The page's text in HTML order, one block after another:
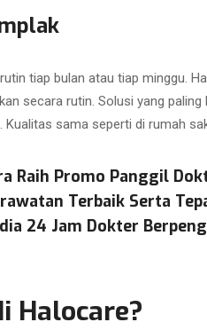
tiap bulan atau tiap minggu.
secara rutin. Solusi yang
sama seperti di rumah
Raih Promo Panggil
Terbaik Serta
24 Jam Dokter
Halocare?